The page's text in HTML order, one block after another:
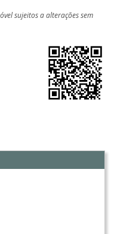
sujeitos a alterações sem